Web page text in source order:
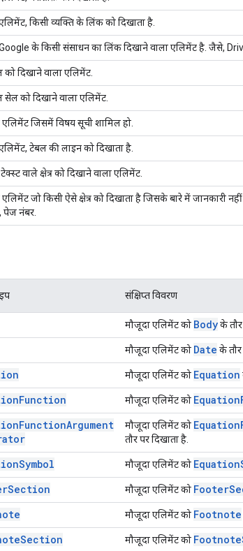
किसी व्यक्ति के लिंक को दिखाता है.
के किसी संसाधन का लिंक दिखाने वाला एलिमेंट है. जैसे,
को दिखाने वाला एलिमेंट.
सेल को दिखाने वाला एलिमेंट.
एलिमेंट जिसमें विषय सूची शामिल हो.
टेबल की लाइन को दिखाता है.
वाले क्षेत्र को दिखाने वाला एलिमेंट.
एलिमेंट जो किसी ऐसे क्षेत्र को दिखाता है जिसके बारे में जानकारी
नंबर.
संक्षिप्त विवरण
मौजूदा एलिमेंट को Bodyके तौर
मौजूदा एलिमेंट को Date के तौर
मौजूदा एलिमेंट को Equation
Function मौजूदा एलिमेंट को Equation
FunctionArgument
मौजूदा एलिमेंट को Equation
तौर पर दिखाता है.
Symbol मौजूदा एलिमेंट को Equation
Section मौजूदा एलिमेंट को Footer
मौजूदा एलिमेंट को Footnote
Section मौजूदा एलिमेंट को Footnote